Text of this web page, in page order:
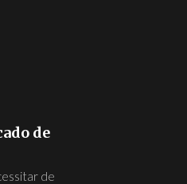
de
de